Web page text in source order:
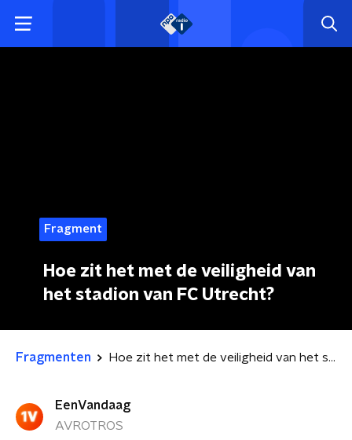
Fragment
Hoe zit het met de veiligheid van
het stadion van FC Utrecht?
Fragmenten Hoe zit het met de veiligheid van het stadion van FC Utrecht?
EenVandaag
AVROTROS